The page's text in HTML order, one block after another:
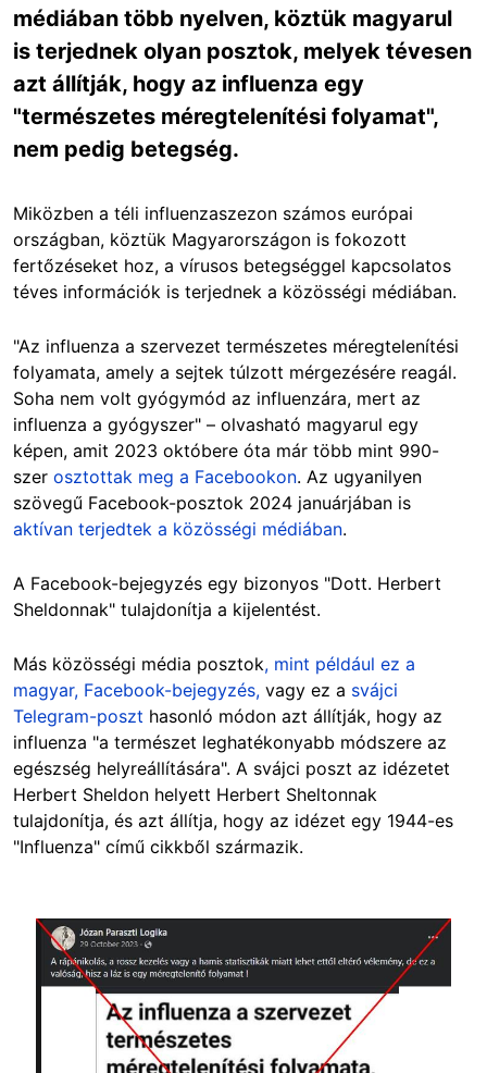
médiában több nyelven, köztük magyarul
is terjednek olyan posztok, melyek tévesen
azt állítják, hogy az influenza egy
"természetes méregtelenítési folyamat",
nem pedig betegség.
Miközben a téli influenzaszezon számos európai
országban, köztük Magyarországon is fokozott
fertőzéseket hoz, a vírusos betegséggel kapcsolatos
téves információk is terjednek a közösségi médiában.
"Az influenza a szervezet természetes méregtelenítési
folyamata, amely a sejtek túlzott mérgezésére reagál.
Soha nem volt gyógymód az influenzára, mert az
influenza a gyógyszer" – olvasható magyarul egy
képen, amit 2023 októbere óta már több mint 990-
szer osztottak meg a Facebookon. Az ugyanilyen
szövegű Facebook-posztok 2024 januárjában is
aktívan terjedtek a közösségi médiában.
A Facebook-bejegyzés egy bizonyos "Dott. Herbert
Sheldonnak" tulajdonítja a kijelentést.
Más közösségi média posztok, mint például ez a
magyar, Facebook-bejegyzés, vagy ez a svájci
Telegram-poszt hasonló módon azt állítják, hogy az
influenza "a természet leghatékonyabb módszere az
egészség helyreállítására". A svájci poszt az idézetet
Herbert Sheldon helyett Herbert Sheltonnak
tulajdonítja, és azt állítja, hogy az idézet egy 1944-es
"Influenza" című cikkből származik.
Image